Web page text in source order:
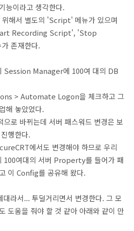
능이라고 생각한다.
해서 별도의 'Script' 메뉴가 있으며
Recording Script', 'Stop
존재한다.
Session Manager에 100여 대의 DB
> Automate Logon을 체크하고 그
해 놓았었다.
으로 바뀌는데 서버 패스워드 변경은 보
행한다.
에서도 변경해야 하므로 우리
100여대의 서버 Property를 들어가 패
이 Config를 공유해 왔다.
라서... 투덜거리면서 변경한다. 그 모
도움을 줘야 할 것 같아 아래와 같이 만